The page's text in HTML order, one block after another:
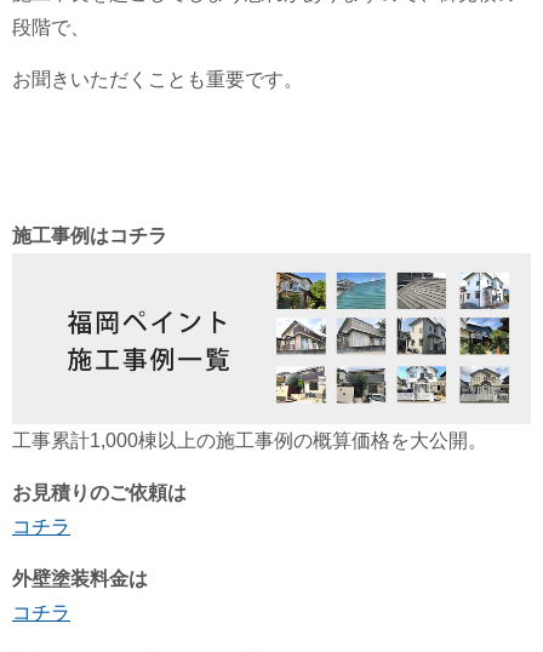
段階で、
お聞きいただくことも重要です。
施工事例はコチラ
工事累計1,000棟以上の施工事例の概算価格を大公開。
お見積りのご依頼は
コチラ
外壁塗装料金は
コチラ